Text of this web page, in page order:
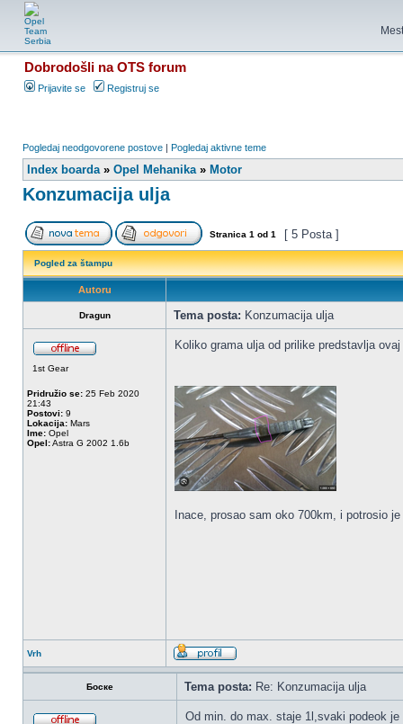
Dobrodošli na OTS forum
Prijavite se Registruj se
Pogledaj neodgovorene postove | Pogledaj aktivne teme
Index boarda» Opel Mehanika» Motor
Konzumacija ulja
Stranica 1 od 1 [ 5 Posta ]
Pogled za štampu
Autoru
Dragun Tema posta: Konzumacija ulja
1st Gear
Pridružio se: 25 Feb 2020
21:43
Postovi: 9
Lokacija: Mars
Ime: Opel
Opel:Astra G 2002 1.6b
Koliko grama ulja od prilike predstavlja
Inace, prosao sam oko 700km, i potrosio
Vrh
Боске Tema posta: Re: Konzumacija ulja
Od min. do max. staje 1l,svaki podeok je